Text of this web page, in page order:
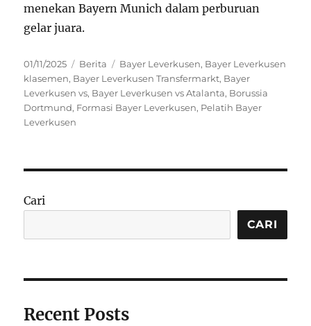
menekan Bayern Munich dalam perburuan
gelar juara.
Posted
on
01/11/2025 Categories
Berita Tags
Bayer Leverkusen, Bayer Leverkusen
klasemen, Bayer Leverkusen Transfermarkt, Bayer
Leverkusen vs, Bayer Leverkusen vs Atalanta, Borussia
Dortmund, Formasi Bayer Leverkusen, Pelatih Bayer
Leverkusen
Cari
CARI
Recent Posts